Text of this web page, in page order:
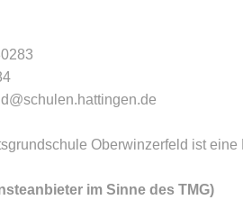
Oberwinzerfeld ist
im Sinne des TMG)